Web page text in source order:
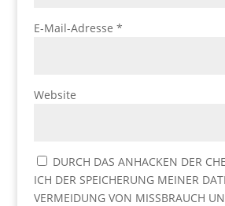
E-Mail-Adresse *
Website
DURCH DAS ANHACKEN DER
ICH DER SPEICHERUNG MEINER
VERMEIDUNG VON MISSBRAUCH